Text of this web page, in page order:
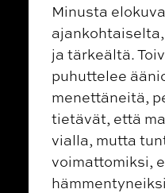
Minusta
ja tärkeältä.
puhuttelee
menettäneitä,
tietävät, että
vialla, mutta
voimattomiksi,